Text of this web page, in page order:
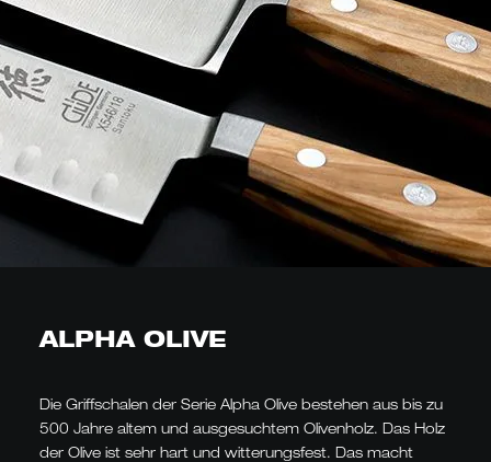
ALPHA OLIVE
Die Griffschalen der Serie Alpha Olive bestehen aus bis zu
500 Jahre altem und ausgesuchtem Olivenholz. Das Holz
der Olive ist sehr hart und witterungsfest. Das macht